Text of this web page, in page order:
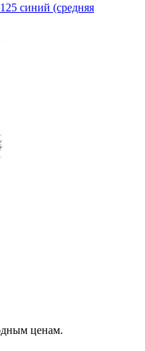
синий (средняя
ценам.